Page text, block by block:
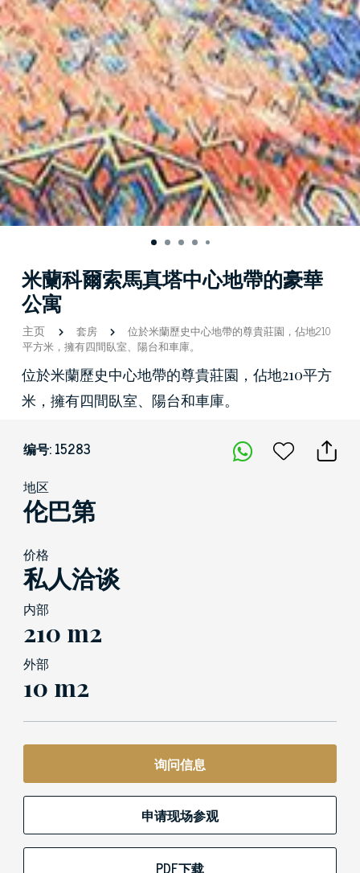
米蘭科爾索馬真塔中心地帶的豪華
公寓
主页 套房
位於米蘭歷史中心地帶的尊貴莊園，佔地210
平方米，擁有四間臥室、陽台和車庫。
位於米蘭歷史中心地帶的尊貴莊園，佔地210平方
米，擁有四間臥室、陽台和車庫。
编号: 15283
地区
伦巴第
价格
私人洽谈
内部
210 m2
外部
10 m2
询问信息
申请现场参观
PDF下载